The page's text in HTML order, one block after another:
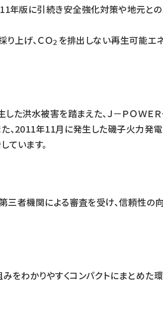
年版に引続き安全強化対策や地元と
り上げ、ＣＯ２ を排出しない再生可能エ
た洪水被害を踏まえた、Ｊ－ＰＯＷＥ
、2011年11月に発生した磯子火力発
ています。
三者機関による審査を受け、信頼性の
をわかりやすくコンパクトにまとめた